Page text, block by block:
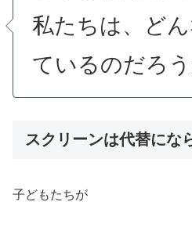
私たちは、 ど
ているのだろう
スクリーンは代替にな
子どもたちが